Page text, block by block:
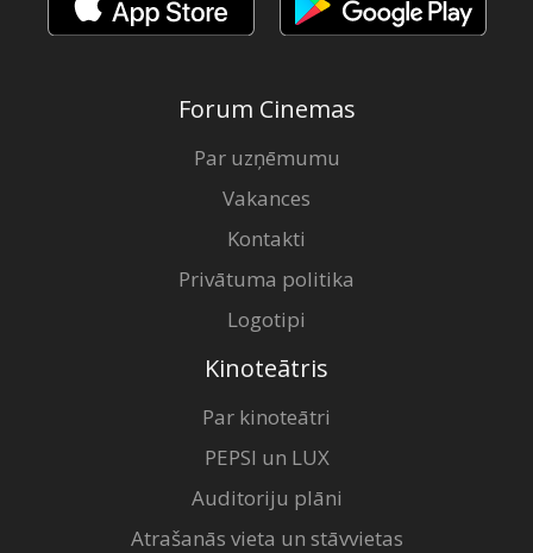
Forum Cinemas
Par uzņēmumu
Vakances
Kontakti
Privātuma politika
Logotipi
Kinoteātris
Par kinoteātri
PEPSI un LUX
Auditoriju plāni
Atrašanās vieta un stāvvietas